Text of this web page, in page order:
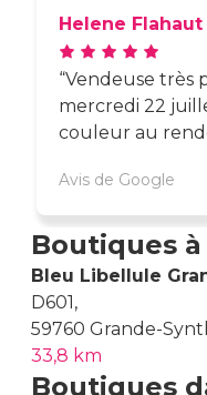
Helene Flahaut
Avis de Google
Vendeuse très
mercredi 22
couleur au
Boutiques
Bleu Libellule
D601,
59760 Grande-
33,8 km
Boutiques